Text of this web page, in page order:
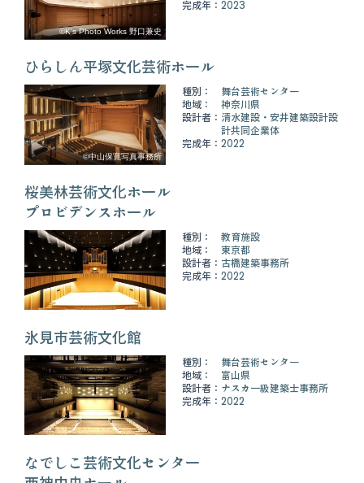
©K's Photo Works 野口兼史
完成年： 2023
©中山保寛写真事務所
ひらしん平塚文化芸術ホール
種別：
舞台芸術センター
地域：
神奈川県
設計者： 清水建設・安井建築設計設
計共同企業体
完成年： 2022
桜美林芸術文化ホール
プロビデンスホール
種別：
教育施設
地域：
東京都
設計者： 古橋建築事務所
完成年： 2022
氷見市芸術文化館
種別：
舞台芸術センター
地域：
富山県
設計者： ナスカ一級建築士事務所
完成年： 2022
なでしこ芸術文化センター